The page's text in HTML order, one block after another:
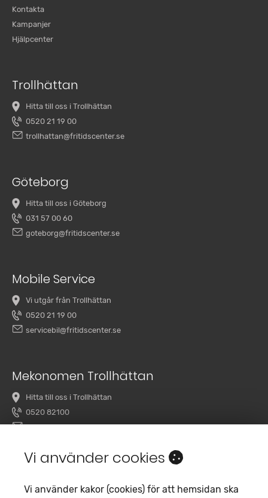
Kontakta
Kampanjer
Hjälpcenter
Trollhättan
Hitta till oss i Trollhättan
0520 21 19 00
trollhattan@fritidscenter.se
Göteborg
Hitta till oss i Göteborg
031 57 00 60
goteborg@fritidscenter.se
Mobile Service
Vi utgår från Trollhättan
0520 21 19 00
servicebil@fritidscenter.se
Mekonomen Trollhättan
Hitta till oss i Trollhättan
0520 82100
overby@mekonomenbilverkstad.se
Vi använder cookies
Vi använder kakor (cookies) för att hemsidan ska